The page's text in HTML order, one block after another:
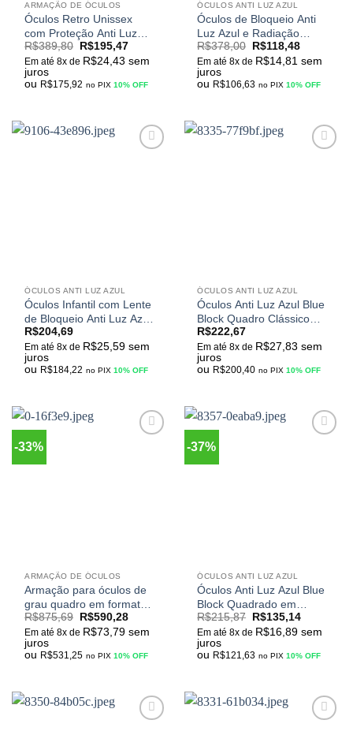
ARMAÇÃO DE ÓCULOS
Óculos Retro Unissex
com Proteção Anti Luz
Azul Luxo Unissex
Quadrado 55302
R$389,80 R$195,47
Em até 8x de R$24,43 sem
juros
ou R$175,92 no PIX10% OFF
ÓCULOS ANTI LUZ AZUL
Óculos de Bloqueio Anti
Luz Azul e Radiação
Quadrado Business-070
Yooske
R$378,00 R$118,48
Em até 8x de R$14,81 sem
juros
ou R$106,63 no PIX10% OFF
ÓCULOS ANTI LUZ AZUL
Óculos Infantil com Lente
de Bloqueio Anti Luz Azul
e UV 400 Quadro
Redondo em Silicone
R$204,69
Em até 8x de R$25,59 sem
juros
ou R$184,22 no PIX10% OFF
ÓCULOS ANTI LUZ AZUL
Óculos Anti Luz Azul Blue
Block Quadro Clássico
Vintage Para Leitura ou
Computador
R$222,67
Em até 8x de R$27,83 sem
juros
ou R$200,40 no PIX10% OFF
-33%
ARMAÇÃO DE ÓCULOS
Armação para óculos de
grau quadro em formato
polígono material titânio
estilo vintage unissex
Modelo F85685
R$875,69 R$590,28
Em até 8x de R$73,79 sem
juros
ou R$531,25 no PIX10% OFF
-37%
ÓCULOS ANTI LUZ AZUL
Óculos Anti Luz Azul Blue
Block Quadrado em
Titânio Ultra Leve Model
Top Luxo M-51018
R$215,87 R$135,14
Em até 8x de R$16,89 sem
juros
ou R$121,63 no PIX10% OFF